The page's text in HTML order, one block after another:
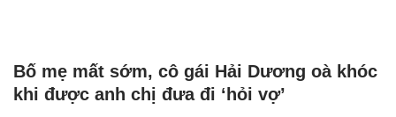
Bố mẹ mất sớm, cô gái Hải Dương oà khóc
khi được anh chị đưa đi ‘hỏi vợ’